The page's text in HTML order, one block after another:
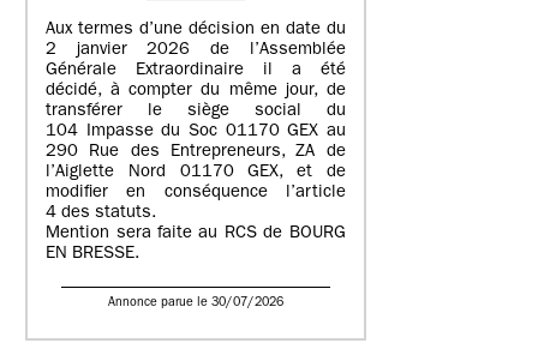
Aux termes d’une décision en date du
2 janvier 2026 de l’Assemblée
Générale Extraordinaire il a été
décidé, à compter du même jour, de
transférer le siège social du
104 Impasse du Soc 01170 GEX au
290 Rue des Entrepreneurs, ZA de
l’Aiglette Nord 01170 GEX, et de
modifier en conséquence l’article
4 des statuts.
Mention sera faite au RCS de BOURG
EN BRESSE.
Annonce parue le 30/07/2026